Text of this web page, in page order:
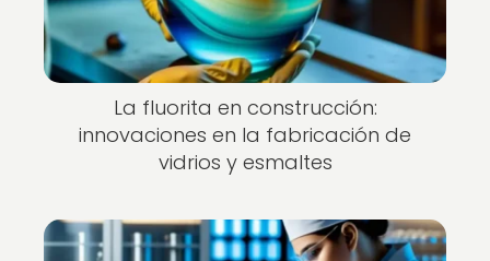
La fluorita en construcción:
innovaciones en la fabricación de
vidrios y esmaltes